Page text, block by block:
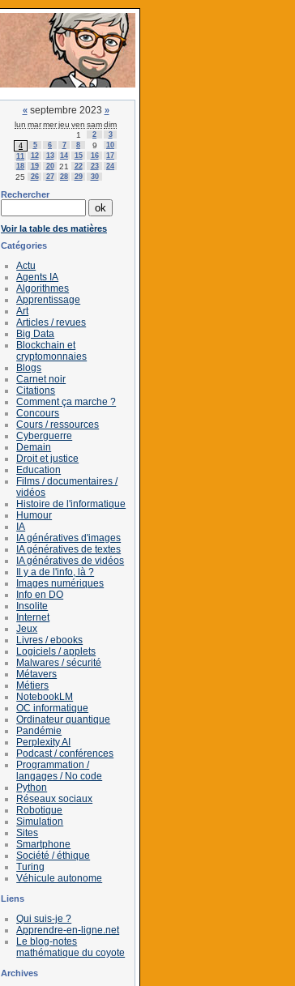
«septembre 2023 »
lun marmerjeu ven samdim
1
2
3
4
5 6 7 8 9
10
11
12 13 14 15 16
17
18
19 20 21 22 23 24
25 26 27 28 29 30
Rechercher
Voir la table des matières
Catégories
Actu
Agents IA
Algorithmes
Apprentissage
Art
Articles / revues
Big Data
Blockchain et
cryptomonnaies
Blogs
Carnet noir
Citations
Comment ça marche ?
Concours
Cours / ressources
Cyberguerre
Demain
Droit et justice
Education
Films / documentaires /
vidéos
Histoire de l'informatique
Humour
IA
IA génératives d'images
IA génératives de textes
IA génératives de vidéos
Il y a de l'info, là ?
Images numériques
Info en DO
Insolite
Internet
Jeux
Livres / ebooks
Logiciels / applets
Malwares / sécurité
Métavers
Métiers
NotebookLM
OC informatique
Ordinateur quantique
Pandémie
Perplexity AI
Podcast / conférences
Programmation /
langages / No code
Python
Réseaux sociaux
Robotique
Simulation
Sites
Smartphone
Société / éthique
Turing
Véhicule autonome
Liens
Qui suis-je ?
Apprendre-en-ligne.net
Le blog-notes
mathématique du coyote
Archives